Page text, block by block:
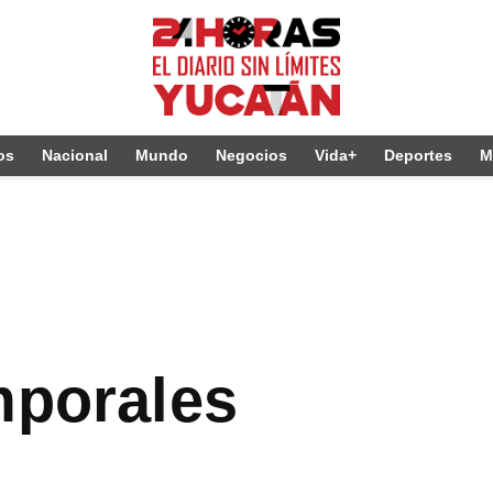
Nacional Mundo Negocios Vida+ Deportes